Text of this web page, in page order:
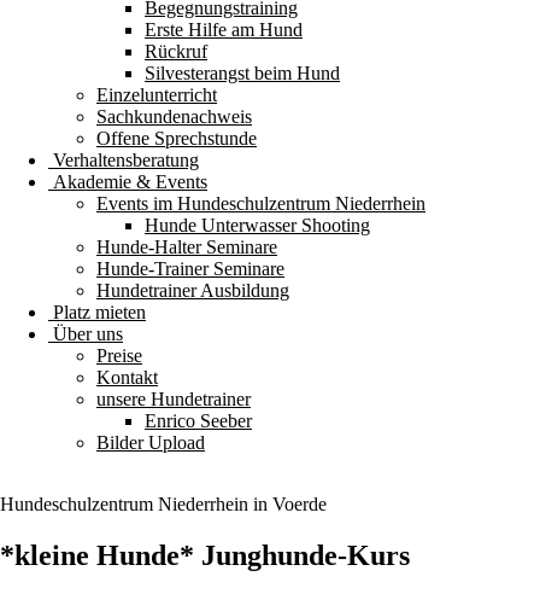
Begegnungstraining
Erste Hilfe am Hund
Rückruf
Silvesterangst beim Hund
Einzelunterricht
Sachkundenachweis
Offene Sprechstunde
Verhaltensberatung
Akademie & Events
Events im Hundeschulzentrum Niederrhein
Hunde Unterwasser Shooting
Hunde-Halter Seminare
Hunde-Trainer Seminare
Hundetrainer Ausbildung
Platz mieten
Über uns
Preise
Kontakt
unsere Hundetrainer
Enrico Seeber
Bilder Upload
Hundeschulzentrum Niederrhein in Voerde
*kleine Hunde* Junghunde-Kurs